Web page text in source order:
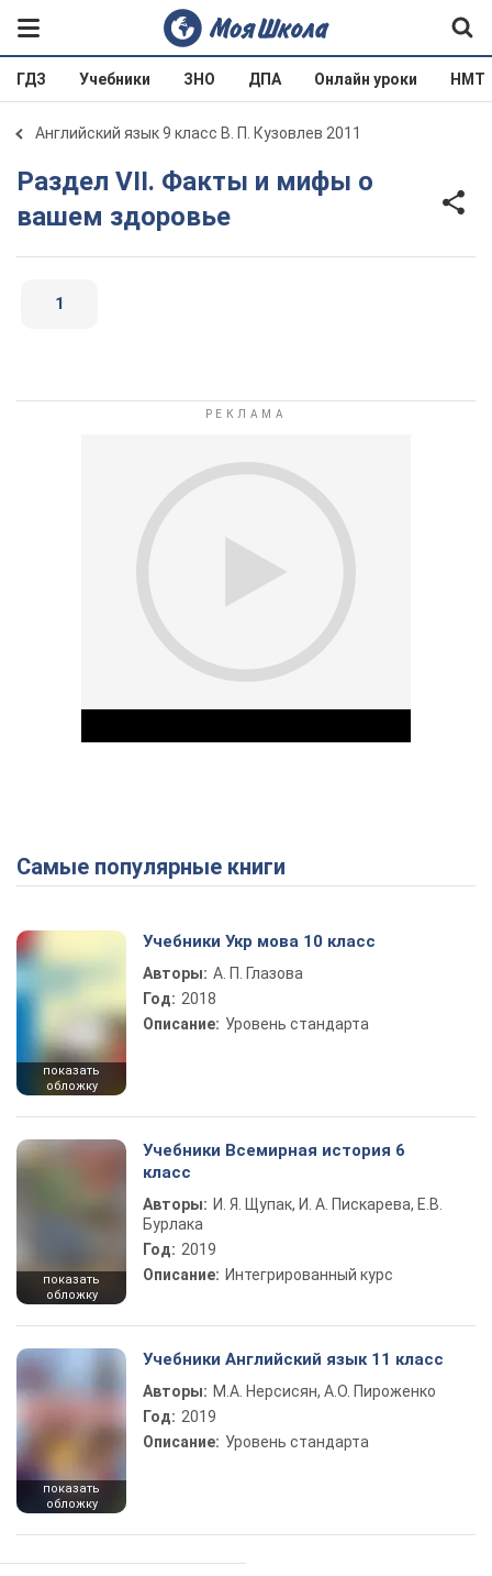
ГДЗ Учебники ЗНО ДПА Онлайн уроки НМТ
Английский язык 9 класс В. П. Кузовлев 2011
Раздел VII. Факты и мифы о
вашем здоровье
1
Play Video
Самые популярные книги
показать
обложку
Учебники Укр мова 10 класс
Авторы: А. П. Глазова
Год: 2018
Описание: Уровень стандарта
показать
обложку
Учебники Всемирная история 6
класс
Авторы: И. Я. Щупак, И. А. Пискарева, Е.В.
Бурлака
Год: 2019
Описание: Интегрированный курс
показать
обложку
Учебники Английский язык 11 класс
Авторы: М.А. Нерсисян, А.О. Пироженко
Год: 2019
Описание: Уровень стандарта